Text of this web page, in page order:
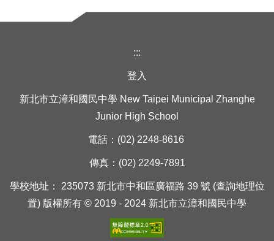
:::
登入
新北市立漳和國民中學 New Taipei Municipal Zhanghe
Junior High School
電話：(02) 2248-8616
傳真：(02) 2249-7891
學校地址： 235073 新北市中和區廣福路 39 號 (查詢地理位
置) 版權所有 © 2019 - 2024 新北市立漳和國民中學